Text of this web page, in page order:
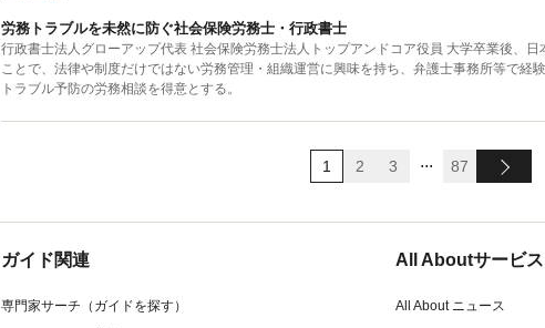
労務トラブルを未然に防ぐ社会保険労務士・行政書士
行政書士法人グローアップ代表 社会保険労務士法人トップアンドコア役員 大学卒業後、
ことで、法律や制度だけではない労務管理・組織運営に興味を持ち、弁護士事務所等で経
トラブル予防の労務相談を得意とする。
1 2 3 ... 87
ガイド関連
専門家サーチ（ガイドを探す）
All Aboutサービ
All About ニュース